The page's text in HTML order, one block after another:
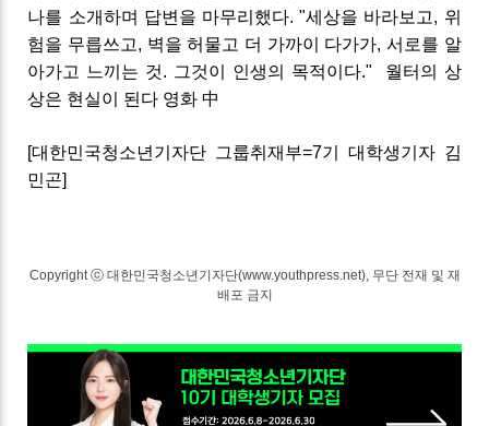
나를 소개하며 답변을 마무리했다. "세상을 바라보고, 위
험을 무릅쓰고, 벽을 허물고 더 가까이 다가가, 서로를 알
아가고 느끼는 것. 그것이 인생의 목적이다."
월터의 상
상은 현실이 된다 영화 中
[대한민국청소년기자단 그룹취재부=7기 대학생기자 김
민곤]
Copyright ⓒ 대한민국청소년기자단(www.youthpress.net), 무단 전재 및 재
배포 금지